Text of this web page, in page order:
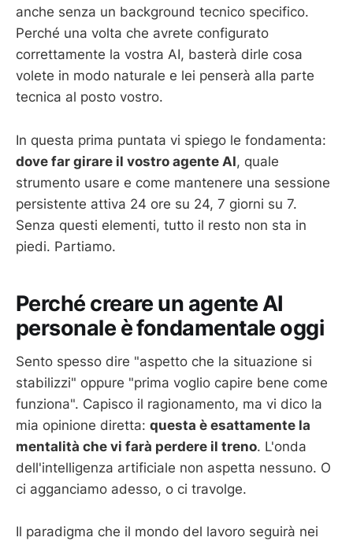
anche senza un background tecnico specifico.
Perché una volta che avrete configurato
correttamente la vostra AI, basterà dirle cosa
volete in modo naturale e lei penserà alla parte
tecnica al posto vostro.
In questa prima puntata vi spiego le fondamenta:
dove far girare il vostro agente AI, quale
strumento usare e come mantenere una sessione
persistente attiva 24 ore su 24, 7 giorni su 7.
Senza questi elementi, tutto il resto non sta in
piedi. Partiamo.
Perché creare un agente AI
personale è fondamentale oggi
Sento spesso dire "aspetto che la situazione si
stabilizzi" oppure "prima voglio capire bene come
funziona". Capisco il ragionamento, ma vi dico la
mia opinione diretta: questa è esattamente la
mentalità che vi farà perdere il treno. L'onda
dell'intelligenza artificiale non aspetta nessuno. O
ci agganciamo adesso, o ci travolge.
Il paradigma che il mondo del lavoro seguirà nei